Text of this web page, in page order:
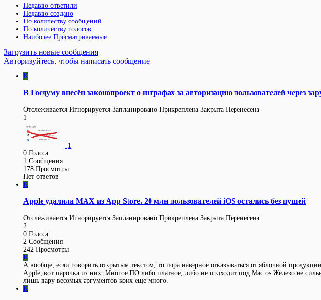
Недавно ответили
Недавно создано
По количеству сообщений
По количеству голосов
Наиболее Просматриваемые
Загрузить новые сообщения
Авторизуйтесь, чтобы написать сообщение
K
В Госдуму внесён законопроект о штрафах за авторизацию пользователей через
Отслеживается Игнорируется Запланировано Прикреплена Закрыта Перенесена
1
1
0 Голоса
1 Сообщения
178 Просмотры
Нет ответов
K
Apple удалила MAX из App Store. 20 млн пользователей iOS остались без пушей
Отслеживается Игнорируется Запланировано Прикреплена Закрыта Перенесена
2
0 Голоса
2 Сообщения
242 Просмотры
K
А вообще, если говорить открытым текстом, то пора наверное отказываться от яблочной
Apple, вот парочка из них: Многое ПО либо платное, либо не подходит под Mac os Железо не
лишь пару весомых аргументов коих еще много.
K